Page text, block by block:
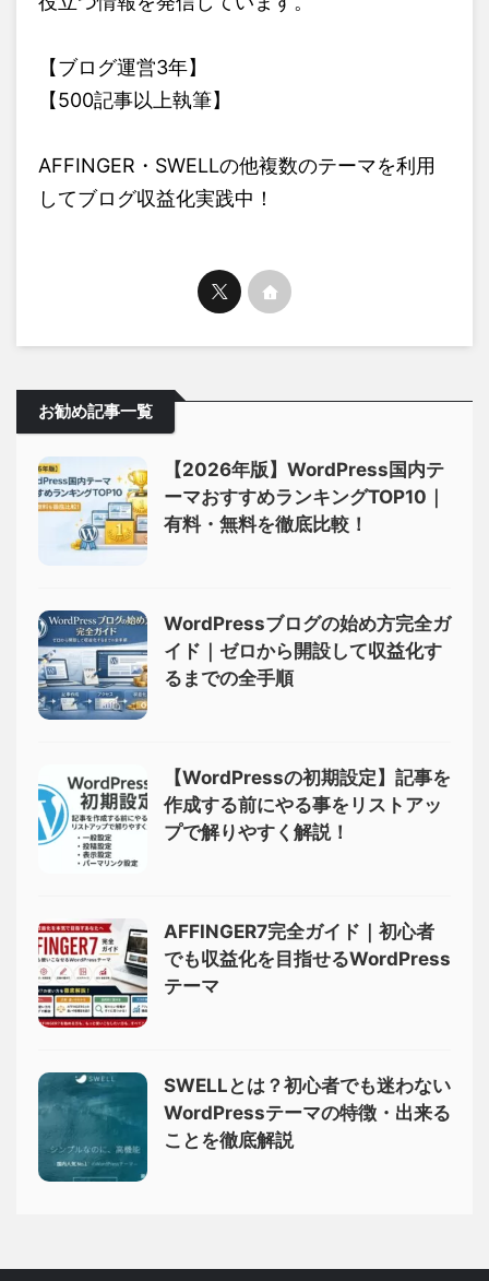
【ブログ運営3年】
【500記事以上執筆】
AFFINGER・SWELLの他複数のテーマを利用
してブログ収益化実践中！
お勧め記事一覧
【2026年版】WordPress国内テ
ーマおすすめランキングTOP10｜
有料・無料を徹底比較！
WordPressブログの始め方完全ガ
イド｜ゼロから開設して収益化す
るまでの全手順
【WordPressの初期設定】記事を
作成する前にやる事をリストアッ
プで解りやすく解説！
AFFINGER7完全ガイド｜初心者
でも収益化を目指せるWordPress
テーマ
SWELLとは？初心者でも迷わない
WordPressテーマの特徴・出来る
ことを徹底解説